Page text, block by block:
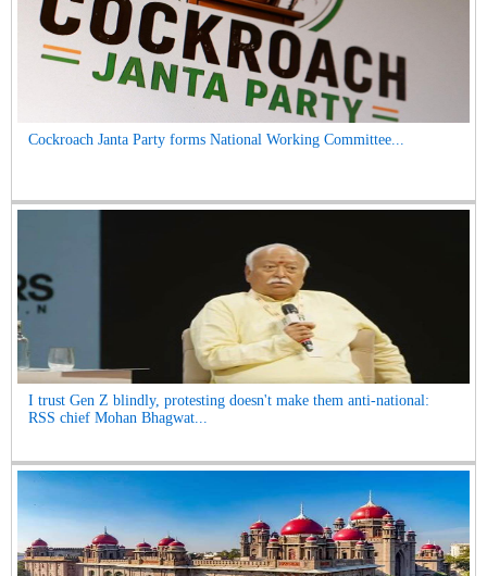
Cockroach Janta Party forms National Working Committee...
I trust Gen Z blindly, protesting doesn't make them anti-national:
RSS chief Mohan Bhagwat...